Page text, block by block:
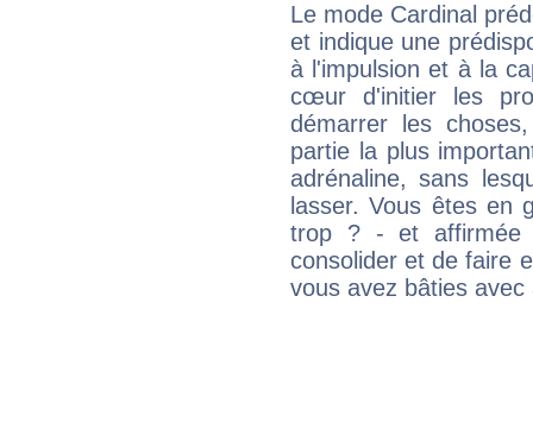
Le mode Cardinal
et indique une
à l'impulsion et à la
cœur d'initier les
démarrer les
partie la plus
adrénaline, sans
lasser. Vous êtes en
trop ? - et affirmée
consolider et de faire
vous avez bâties avec